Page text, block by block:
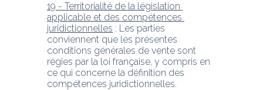
19 - Territorialité de la législation
applicable et des compétences
juridictionnelles : Les parties
conviennent que les présentes
conditions générales de vente sont
régies par la loi française, y compris en
ce qui concerne la définition des
compétences juridictionnelles.